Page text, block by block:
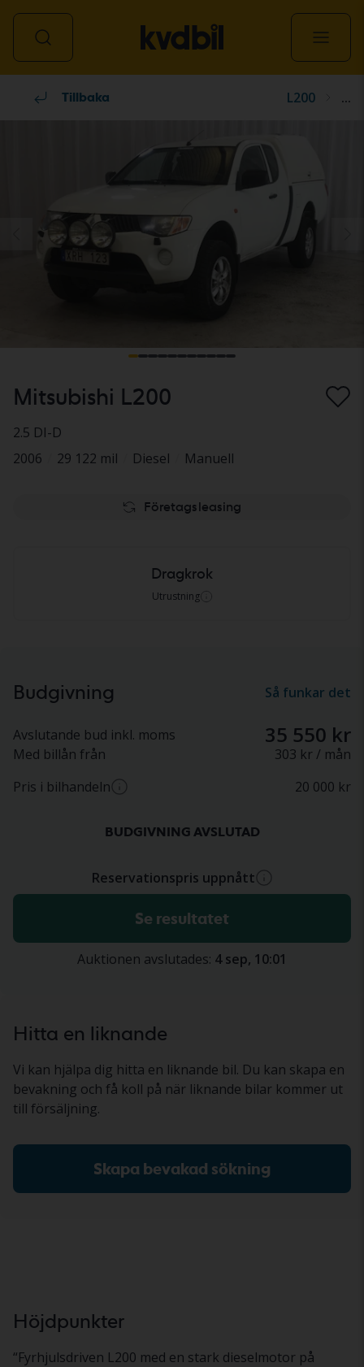
Alla fordon
Tillbaka L200 ...
Mitsubishi L200
2.5 DI-D
2006
29 122 mil Diesel Manuell
Företagsleasing
Dragkrok
Utrustning
Budgivning Så funkar det
Avslutande bud inkl. moms 35 550 kr
Med billån från
303 kr / mån
Pris i bilhandeln
20 000 kr
Ca pris hos bilhandlare (inkl. moms)
BUDGIVNING AVSLUTAD
Reservationspris uppnått
Reservationspriset är det lägsta pris som säljaren
Se resultatet
Auktionen avslutades: 4 sep, 10:01
Hitta en liknande
Vi kan hjälpa dig hitta en liknande bil. Du kan skapa en
bevakning och få koll på när liknande bilar kommer ut
till försäljning.
Skapa bevakad sökning
Höjdpunkter
“Fyrhjulsdriven L200 med en stark dieselmotor på